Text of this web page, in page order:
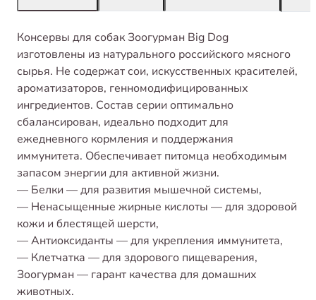
Консервы для собак Зоогурман Big Dog
изготовлены из натурального российского мясного
сырья. Не содержат сои, искусственных красителей,
ароматизаторов, генномодифицированных
ингредиентов. Состав серии оптимально
сбалансирован, идеально подходит для
ежедневного кормления и поддержания
иммунитета. Обеспечивает питомца необходимым
запасом энергии для активной жизни.
— Белки — для развития мышечной системы,
— Ненасыщенные жирные кислоты — для здоровой
кожи и блестящей шерсти,
— Антиоксиданты — для укрепления иммунитета,
— Клетчатка — для здорового пищеварения,
Зоогурман — гарант качества для домашних
животных.